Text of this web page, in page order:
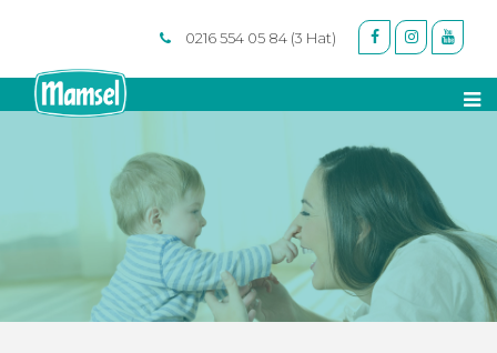
0216 554 05 84 (3 Hat)